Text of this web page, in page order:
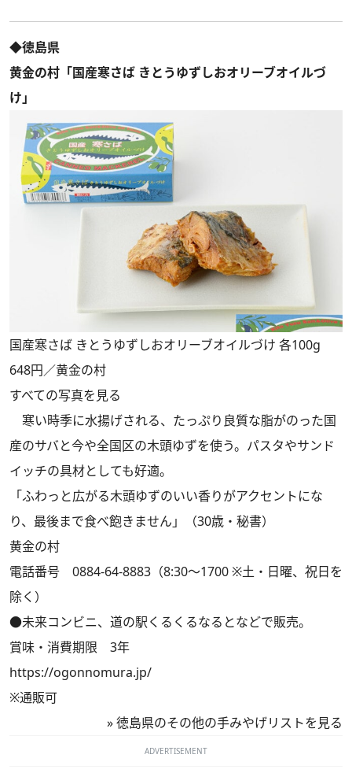
◆徳島県
黄金の村「国産寒さば きとうゆずしおオリーブオイルづ
け」
国産寒さば きとうゆずしおオリーブオイルづけ 各100g
648円／黄金の村
すべての写真を見る
寒い時季に水揚げされる、たっぷり良質な脂がのった国
産のサバと今や全国区の木頭ゆずを使う。パスタやサンド
イッチの具材としても好適。
「ふわっと広がる木頭ゆずのいい香りがアクセントにな
り、最後まで食べ飽きません」（30歳・秘書）
黄金の村
電話番号 0884-64-8883（8:30～1700 ※土・日曜、祝日を
除く）
●未来コンビニ、道の駅くるくるなるとなどで販売。
賞味・消費期限 3年
https://ogonnomura.jp/
※通販可
»徳島県のその他の手みやげリストを見る
ADVERTISEMENT